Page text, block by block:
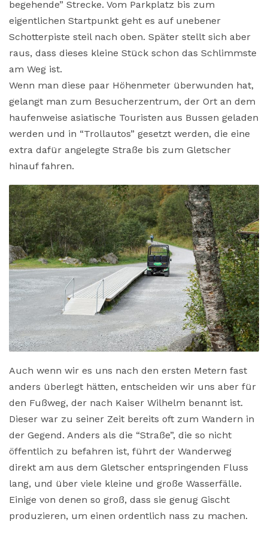
begehende” Strecke. Vom Parkplatz bis zum
eigentlichen Startpunkt geht es auf unebener
Schotterpiste steil nach oben. Später stellt sich aber
raus, dass dieses kleine Stück schon das Schlimmste
am Weg ist.
Wenn man diese paar Höhenmeter überwunden hat,
gelangt man zum Besucherzentrum, der Ort an dem
haufenweise asiatische Touristen aus Bussen geladen
werden und in “Trollautos” gesetzt werden, die eine
extra dafür angelegte Straße bis zum Gletscher
hinauf fahren.
Auch wenn wir es uns nach den ersten Metern fast
anders überlegt hätten, entscheiden wir uns aber für
den Fußweg, der nach Kaiser Wilhelm benannt ist.
Dieser war zu seiner Zeit bereits oft zum Wandern in
der Gegend. Anders als die “Straße”, die so nicht
öffentlich zu befahren ist, führt der Wanderweg
direkt am aus dem Gletscher entspringenden Fluss
lang, und über viele kleine und große Wasserfälle.
Einige von denen so groß, dass sie genug Gischt
produzieren, um einen ordentlich nass zu machen.